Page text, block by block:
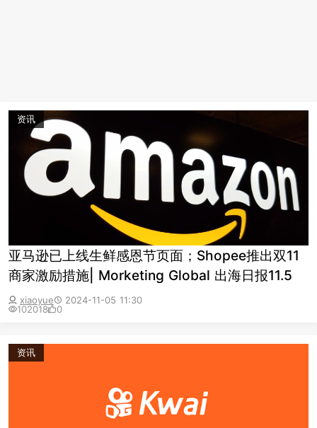
资讯
亚马逊已上线生鲜感恩节页面；Shopee推出双11
商家激励措施| Morketing Global 出海日报11.5
xiaoyue
2024-11-05 11:30
102018
0
资讯